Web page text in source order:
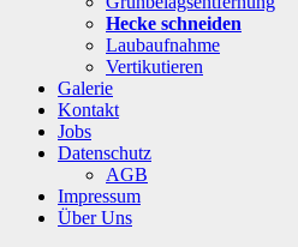
Hecke schneiden
Laubaufnahme
Vertikutieren
Galerie
Kontakt
Jobs
Datenschutz
AGB
Impressum
Über Uns